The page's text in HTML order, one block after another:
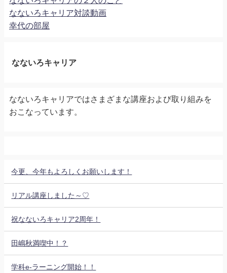
なないろキャリア対談動画
幸代の部屋
なないろキャリア
なないろキャリアではさまざまな講座および取り組みを
おこなっています。
今更、今年もよろしくお願いします！
リアル講座しました～♡
祝なないろキャリア2周年！
田嶋秋満喫中！？
学科e-ラーニング開始！！